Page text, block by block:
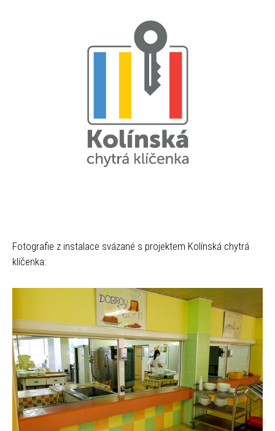
Fotografie z instalace svázané s projektem Kolínská chytrá
klíčenka: